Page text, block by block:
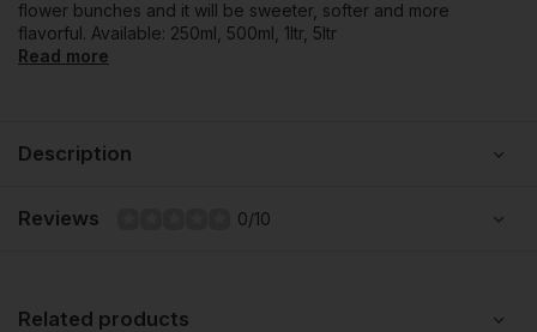
flower bunches and it will be sweeter, softer and more
flavorful. Available: 250ml, 500ml, 1ltr, 5ltr
Read more
Description
Reviews 0/10
Related products